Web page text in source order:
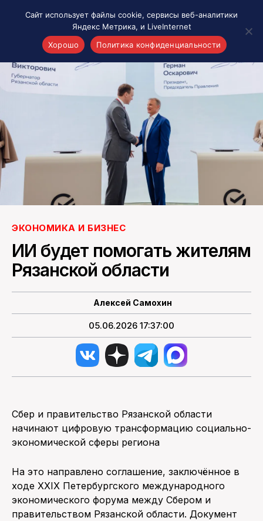
Акценты
Материалы о Рязани и области
Проекты 7 инфо
Новости кино и ТВ
Новости России
Политика
Новости мира
Все материалы 7инфо
О НАС
ЭКОНОМИКА И БИЗНЕС
ИИ будет помогать жителям
Рязанской области
Алексей Самохин
05.06.2026 17:37:00
Сбер и правительство Рязанской области
начинают цифровую трансформацию социально-
экономической сферы региона
На это направлено соглашение, заключённое в
ходе XXIX Петербургского международного
экономического форума между Сбером и
правительством Рязанской области. Документ
Сайт использует файлы cookie, сервисы веб-аналитики
Яндекс Метрика, и LiveInternet
Хорошо
Политика конфиденциальности